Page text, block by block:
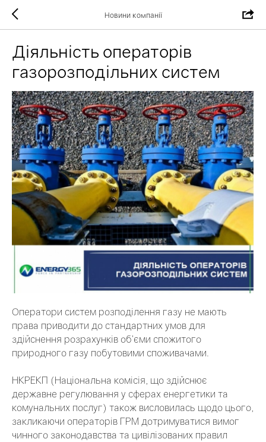
Новини компанії
Діяльність операторів
газорозподільних систем
Оператори систем розподілення газу не мають
права приводити до стандартних умов для
здійснення розрахунків об’єми спожитого
природного газу побутовими споживачами.
НКРЕКП (Національна комісія, що здійснює
державне регулювання у сферах енергетики та
комунальних послуг) також висловилась щодо цього,
закликаючи операторів ГРМ дотримуватися вимог
чинного законодавства та цивілізованих правил